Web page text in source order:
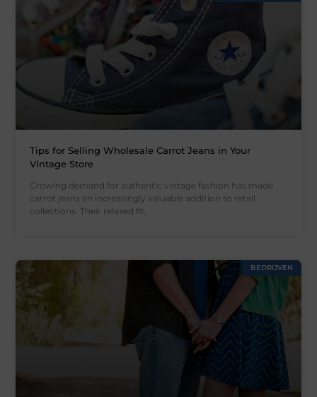
Tips for Selling Wholesale Carrot Jeans in Your
Vintage Store
Growing demand for authentic vintage fashion has made
carrot jeans an increasingly valuable addition to retail
collections. Their relaxed fit,
BEDRIJVEN